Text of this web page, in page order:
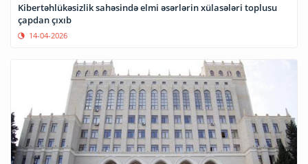
Kibertəhlükəsizlik sahəsində elmi əsərlərin xülasələri toplusu
çapdan çıxıb
14-04-2026